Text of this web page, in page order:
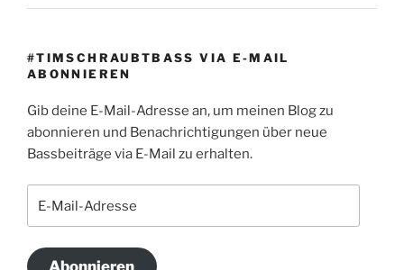
#TIMSCHRAUBTBASS VIA E-MAIL
ABONNIEREN
Gib deine E-Mail-Adresse an, um meinen Blog zu
abonnieren und Benachrichtigungen über neue
Bassbeiträge via E-Mail zu erhalten.
Mail-
Abonnieren